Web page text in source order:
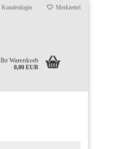
Kundenlogin Merkzettel
Ihr Warenkorb
0,00 EUR